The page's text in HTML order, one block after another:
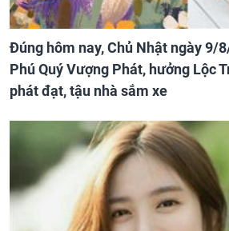
Đúng hôm nay, Chủ Nhật ngày 9/
Phú Quý Vượng Phát, hưởng Lộc
phát đạt, tậu nhà sắm xe